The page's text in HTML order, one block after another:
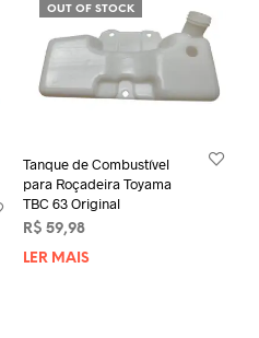
OUT OF STOCK
Tanque de Combustível
para Roçadeira Toyama
TBC 63 Original
R$ 59,98
LER MAIS